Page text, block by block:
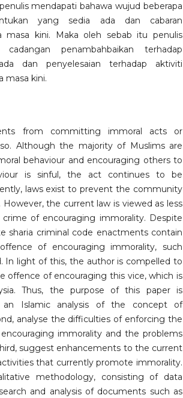
mendapati bahawa wujud beberapa
yang sedia ada dan cabaran
masa kini. Maka oleh sebab itu penulis
cadangan penambahbaikan terhadap
dan penyelesaian terhadap aktiviti
masa kini.
from committing immoral acts or
Although the majority of Muslims are
behaviour and encouraging others to
is sinful, the act continues to be
laws exist to prevent the community
the current law is viewed as less
of encouraging immorality. Despite
sharia criminal code enactments contain
of encouraging immorality, such
In light of this, the author is compelled to
offence of encouraging this vice, which is
Thus, the purpose of this paper is
an Islamic analysis of the concept of
analyse the difficulties of enforcing the
immorality and the problems
suggest enhancements to the current
that currently promote immorality.
methodology, consisting of data
and analysis of documents such as